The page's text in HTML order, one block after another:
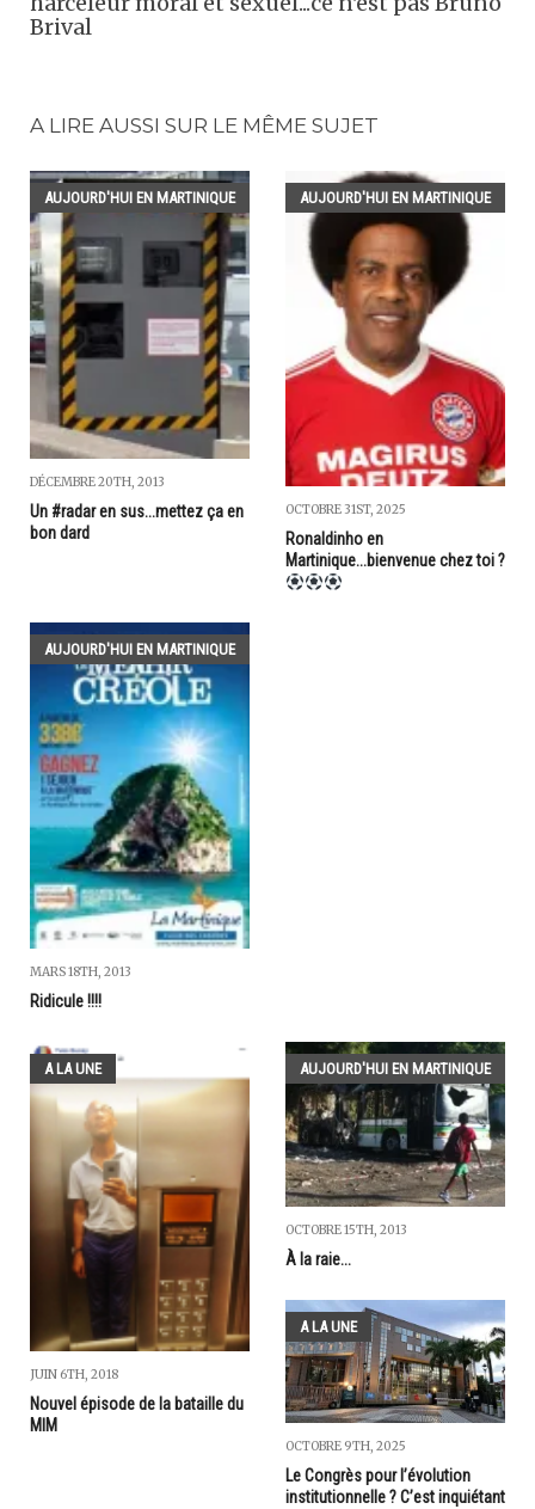
Brival
A LIRE AUSSI SUR LE MÊME SUJET
AUJOURD'HUI EN MARTINIQUE
DÉCEMBRE 20TH, 2013
Un #radar en sus...mettez ça en
bon dard
AUJOURD'HUI EN MARTINIQUE
OCTOBRE 31ST, 2025
Ronaldinho en
Martinique...bienvenue chez toi ?
AUJOURD'HUI EN MARTINIQUE
MARS 18TH, 2013
Ridicule !!!!
A LA UNE
JUIN 6TH, 2018
Nouvel épisode de la bataille du
MIM
AUJOURD'HUI EN MARTINIQUE
OCTOBRE 15TH, 2013
À la raie...
A LA UNE
OCTOBRE 9TH, 2025
Le Congrès pour l’évolution
institutionnelle ? C’est inquiétant